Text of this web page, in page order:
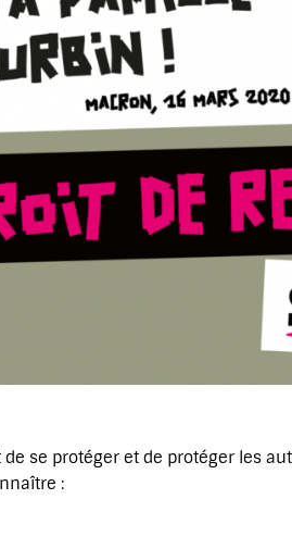
se protéger et de protéger les
: